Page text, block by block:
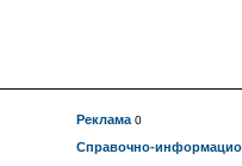
Реклама 0
Справочно-